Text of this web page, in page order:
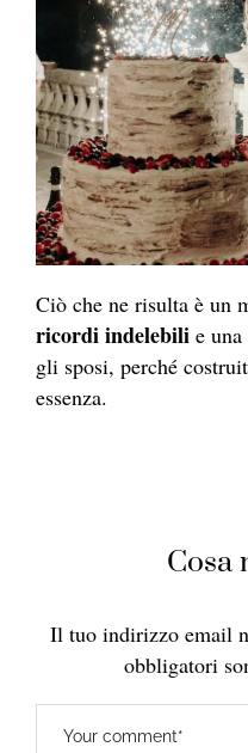
Ciò che ne risulta è un
ricordi indelebili e
gli sposi, perché
essenza.
Cosa
Il tuo indirizzo email
obbligatori